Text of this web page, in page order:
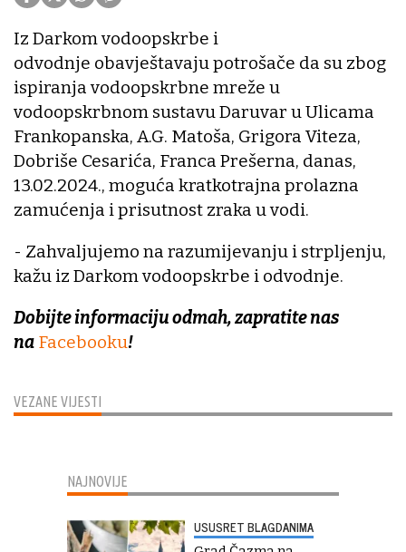
VEZANE VIJESTI
Iz Darkom vodoopskrbe i
odvodnje obavještavaju potrošače da su zbog
ispiranja vodoopskrbne mreže u
vodoopskrbnom sustavu Daruvar u Ulicama
Frankopanska, A.G. Matoša, Grigora Viteza,
Dobriše Cesarića, Franca Prešerna, danas,
13.02.2024., moguća kratkotrajna prolazna
zamućenja i prisutnost zraka u vodi.
- Zahvaljujemo na razumijevanju i strpljenju,
kažu iz Darkom vodoopskrbe i odvodnje.
Dobijte informaciju odmah, zapratite nas
na Facebooku!
NAJNOVIJE
USUSRET BLAGDANIMA